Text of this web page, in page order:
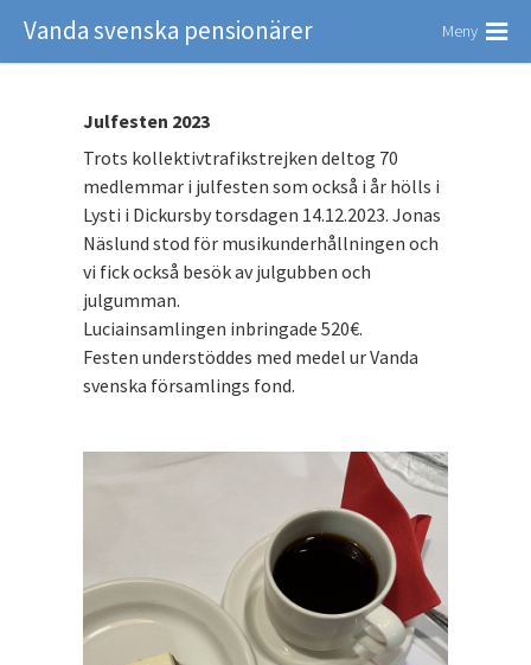
Vanda svenska pensionärer Meny
Julfesten 2023
Trots kollektivtrafikstrejken deltog 70
medlemmar i julfesten som också i år hölls i
Lysti i Dickursby torsdagen 14.12.2023. Jonas
Näslund stod för musikunderhållningen och
vi fick också besök av julgubben och
julgumman.
Luciainsamlingen inbringade 520€.
Festen understöddes med medel ur Vanda
svenska församlings fond.